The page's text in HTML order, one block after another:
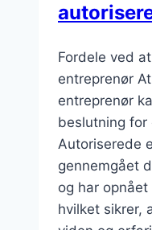
Fordele ved
entreprenør
entreprenør
beslutning
Autoriserede
gennemgået
og har
hvilket sikrer,